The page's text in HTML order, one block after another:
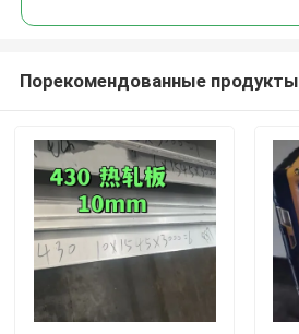
Порекомендованные продукты